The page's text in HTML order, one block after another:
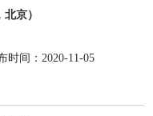
北京）
间：2020-11-05